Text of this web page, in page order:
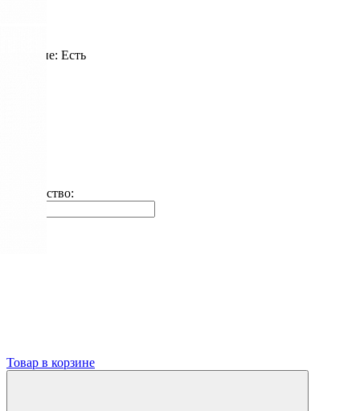
Наличие: Есть
Количество:
Товар в корзине